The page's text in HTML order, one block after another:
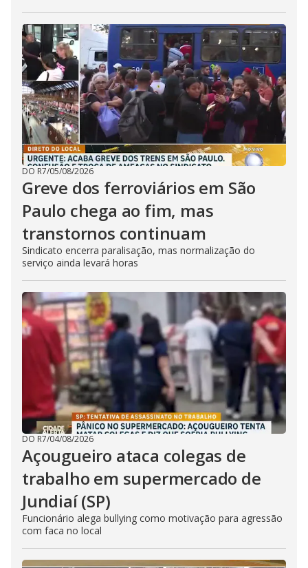
DO R7/05/08/2026
Greve dos ferroviários em São
Paulo chega ao fim, mas
transtornos continuam
Sindicato encerra paralisação, mas normalização do
serviço ainda levará horas
DO R7/04/08/2026
Açougueiro ataca colegas de
trabalho em supermercado de
Jundiaí (SP)
Funcionário alega bullying como motivação para agressão
com faca no local